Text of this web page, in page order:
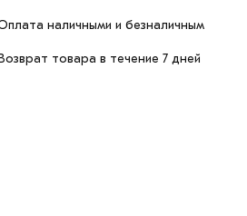
наличными и безналичным
товара в течение 7 дней